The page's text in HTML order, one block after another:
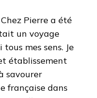
Pierre a été
un voyage
mes sens. Je
établissement
savourer
française dans